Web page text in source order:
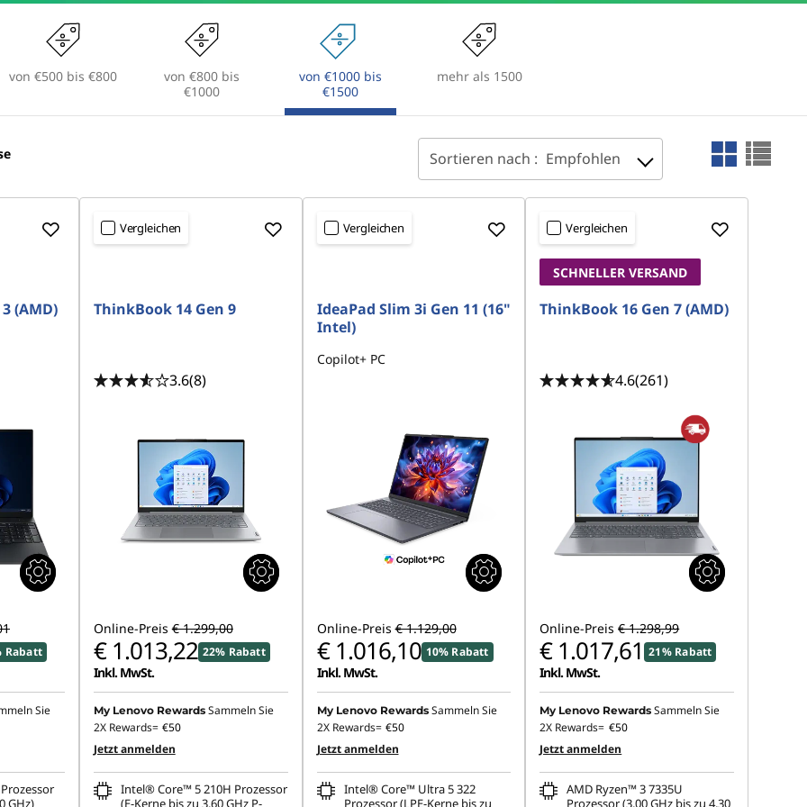
von €500 bis €800
von €800 bis
€1000
von €1000 bis
€1500
mehr als 1500
Sortieren nach : Empfohlen
(AMD)
Rabatt
Sie
GHz)
Vergleichen
ThinkBook 14 Gen 9
3.6(8)
Online-Preis € 1.299,00
€ 1.013,22 22% Rabatt
Inkl. MwSt.
My Lenovo Rewards Sammeln Sie
2X Rewards= €50
Jetzt anmelden
Intel® Core™ 5 210H Prozessor
(E-Kerne bis zu 3,60 GHz P-
Vergleichen
IdeaPad Slim 3i Gen 11 (16"
Intel)
Copilot+ PC
Online-Preis € 1.129,00
€ 1.016,10 10% Rabatt
Inkl. MwSt.
My Lenovo Rewards Sammeln Sie
2X Rewards= €50
Jetzt anmelden
Intel® Core™ Ultra 5 322
Prozessor (LPE-Kerne bis zu
Vergleichen
SCHNELLER VERSAND
ThinkBook 16 Gen 7 (AMD)
4.6(261)
Online-Preis € 1.298,99
€ 1.017,61 21% Rabatt
Inkl. MwSt.
My Lenovo Rewards Sammeln Sie
2X Rewards= €50
Jetzt anmelden
AMD Ryzen™ 3 7335U
Prozessor (3,00 GHz bis zu 4,30